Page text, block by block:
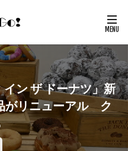
ン ザ ドーナツ」新
がリニューアル ク